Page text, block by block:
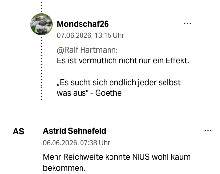
Mondschaf26
07.06.2026, 13:15 Uhr
@Ralf Hartmann:
Es ist vermutlich nicht nur ein Effekt.
„Es sucht sich endlich jeder selbst
was aus" - Goethe
AS Astrid Sehnefeld
06.06.2026, 07:38 Uhr
Mehr Reichweite konnte NIUS wohl kaum
bekommen.